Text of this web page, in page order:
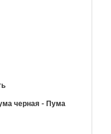
черная - Пума